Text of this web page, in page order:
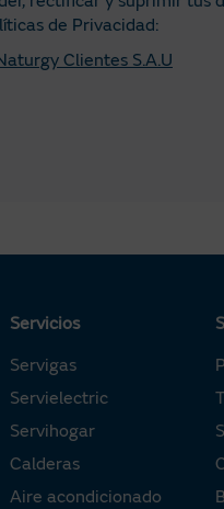
de Privacidad:
Clientes S.A.U
Servicios
Servigas
Servielectric
Servihogar
Calderas
Aire acondicionado